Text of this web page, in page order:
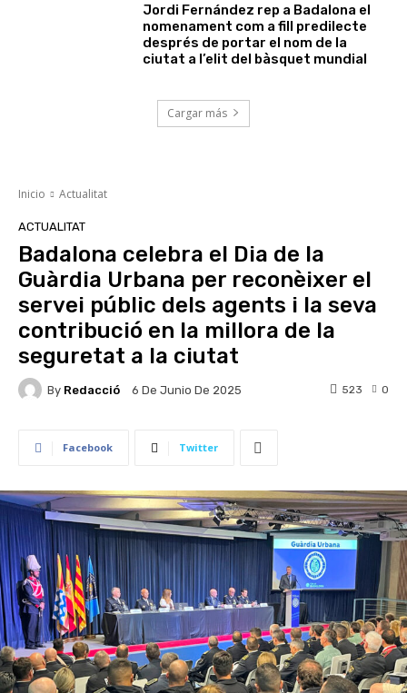
Jordi Fernández rep a Badalona el
nomenament com a fill predilecte
després de portar el nom de la
ciutat a l’elit del bàsquet mundial
Cargar más